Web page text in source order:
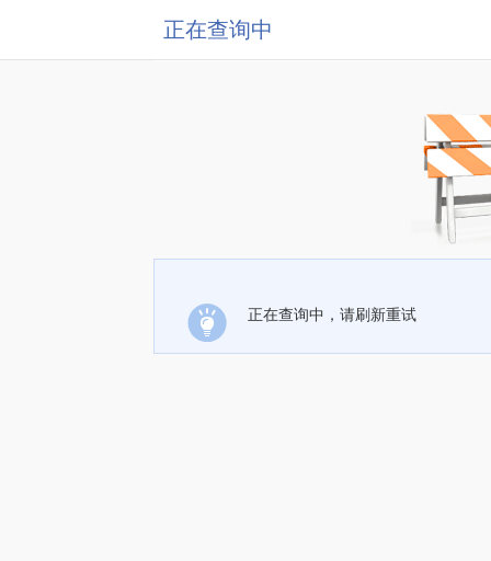
正在查询中
正在查询中，请刷新重试